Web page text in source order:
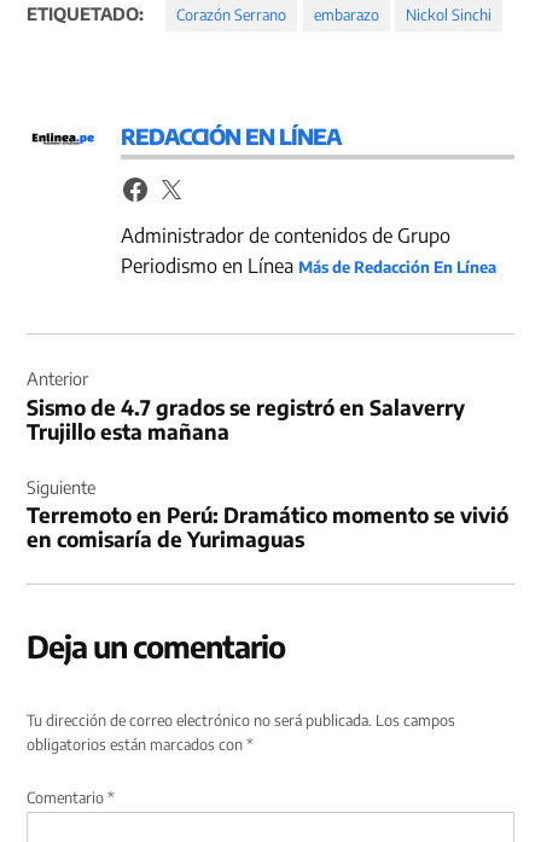
ETIQUETADO: Corazón Serrano embarazo Nickol Sinchi
REDACCIÓN EN LÍNEA
Administrador de contenidos de Grupo
Periodismo en LíneaMás de Redacción En Línea
de
entradas
Anterior
Sismo de 4.7 grados se registró en Salaverry
Trujillo esta mañana
Siguiente
Terremoto en Perú: Dramático momento se vivió
en comisaría de Yurimaguas
Deja un comentario
Tu dirección de correo electrónico no será publicada. Los campos
obligatorios están marcados con*
Comentario*